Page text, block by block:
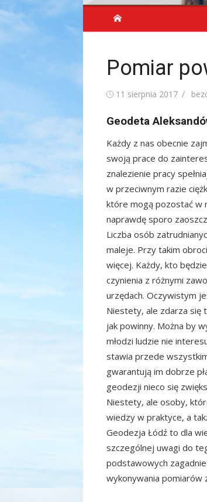
Pomiar
Posted
11 sierpnia 2017
Geodeta
Każdy z nas obecnie
swoją prace do
znalezienie pracy
w przeciwnym razie
które mogą pozostać w
naprawdę sporo
Liczba osób
maleje. Przy takim
więcej. Każdy, kto
czynienia z różnymi
urzędach. Oczywistym
Niestety, ale zdarza się
jak powinny. Można by
młodzi ludzie nie
stawia przede
gwarantują im dobrze
geodezji nieco się
Niestety, ale osoby,
wiedzy w praktyce, a
Geodezja Łódź to dla
szczególnej uwagi do
podstawowych
wykonywania pomiarów